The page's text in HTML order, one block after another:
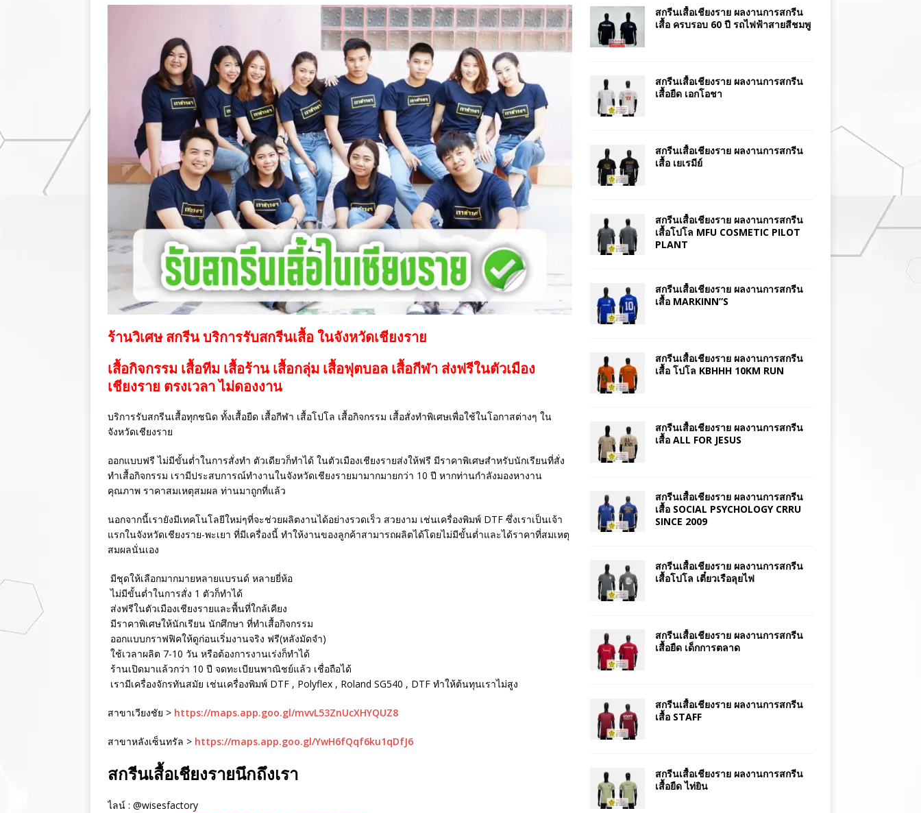
[ 7 กรกฎาคม 2026 ]
สกรีนเสื้อเชียงราย ผลงานการสกรีน เสื้อ MARKINN”S
ผลงานล่าสุด
สกรีนเสื้อเชียงราย ผลงานการสกรีนเสื้อ ครบรอบ 60 ปี รถไฟฟ้าสายสีชมพู
ผลงานล่าสุด
[ 7 กรกฎาคม 2026 ]
สกรีนเสื้อเชียงราย ผลงานการสกรีน เสื้อยืด เอกโอชา ผลงานล่าสุด
ร้านวิเศษ สกรีน บริการรับสกรีนเสื้อ ในจังหวัดเชียงราย
เสื้อกิจกรรม เสื้อทีม เสื้อร้าน เสื้อกลุ่ม เสื้อฟุตบอล เสื้อกีฬา ส่งฟรีในตัวเมือง
เชียงราย ตรงเวลา ไม่ดองงาน
บริการรับสกรีนเสื้อทุกชนิด ทั้งเสื้อยืด เสื้อกีฬา เสื้อโปโล เสื้อกิจกรรม เสื้อสั่งทำพิเศษเพื่อใช้ในโอกาสต่างๆ ใน
จังหวัดเชียงราย
ออกแบบฟรี ไม่มีขั้นต่ำในการสั่งทำ ตัวเดียวก็ทำได้ ในตัวเมืองเชียงรายส่งให้ฟรี มีราคาพิเศษสำหรับนักเรียนที่สั่ง
ทำเสื้อกิจกรรม เรามีประสบการณ์ทำงานในจังหวัดเชียงรายมามากมายกว่า 10 ปี หากท่านกำลังมองหางาน
คุณภาพ ราคาสมเหตุสมผล ท่านมาถูกที่แล้ว
นอกจากนี้เรายังมีเทคโนโลยีใหม่ๆที่จะช่วยผลิตงานได้อย่างรวดเร็ว สวยงาม เช่นเครื่องพิมพ์ DTF ซึ่งเราเป็นเจ้า
แรกในจังหวัดเชียงราย-พะเยา ที่มีเครื่องนี้ ทำให้งานของลูกค้าสามารถผลิตได้โดยไม่มีขั้นต่ำและได้ราคาที่สมเหตุ
สมผลนั่นเอง
มีชุดให้เลือกมากมายหลายแบรนด์ หลายยี่ห้อ
ไม่มีขั้นต่ำในการสั่ง 1 ตัวก็ทำได้
ส่งฟรีในตัวเมืองเชียงรายและพื้นที่ใกล้เคียง
มีราคาพิเศษให้นักเรียน นักศึกษา ที่ทำเสื้อกิจกรรม
ออกแบบกราฟฟิคให้ดูก่อนเริ่มงานจริง ฟรี(หลังมัดจำ)
ใช้เวลาผลิต 7-10 วัน หรือต้องการงานเร่งก็ทำได้
ร้านเปิดมาแล้วกว่า 10 ปี จดทะเบียนพาณิชย์แล้ว เชื่อถือได้
เรามีเครื่องจักรทันสมัย เช่นเครื่องพิมพ์ DTF , Polyflex , Roland SG540 , DTF ทำให้ต้นทุนเราไม่สูง
สาขาเวียงชัย > https://maps.app.goo.gl/mvvL53ZnUcXHYQUZ8
สาขาหลังเซ็นทรัล > https://maps.app.goo.gl/YwH6fQqf6ku1qDfJ6
สกรีนเสื้อเชียงรายนึกถึงเรา
ไลน์ : @wisesfactory
สกรีนเสื้อเชียงราย ผลงานการสกรีน
เสื้อ ครบรอบ 60 ปี รถไฟฟ้าสายสีชมพู
สกรีนเสื้อเชียงราย ผลงานการสกรีน
เสื้อยืด เอกโอชา
สกรีนเสื้อเชียงราย ผลงานการสกรีน
เสื้อ เยเรมีย์
สกรีนเสื้อเชียงราย ผลงานการสกรีน
เสื้อโปโล MFU COSMETIC PILOT
PLANT
สกรีนเสื้อเชียงราย ผลงานการสกรีน
เสื้อ MARKINN”S
สกรีนเสื้อเชียงราย ผลงานการสกรีน
เสื้อ โปโล KBHHH 10KM RUN
สกรีนเสื้อเชียงราย ผลงานการสกรีน
เสื้อ ALL FOR JESUS
สกรีนเสื้อเชียงราย ผลงานการสกรีน
เสื้อ SOCIAL PSYCHOLOGY CRRU
SINCE 2009
สกรีนเสื้อเชียงราย ผลงานการสกรีน
เสื้อโปโล เตี๋ยวเรือลุยไฟ
สกรีนเสื้อเชียงราย ผลงานการสกรีน
เสื้อยืด เด็กการตลาด
สกรีนเสื้อเชียงราย ผลงานการสกรีน
เสื้อ STAFF
สกรีนเสื้อเชียงราย ผลงานการสกรีน
เสื้อยืด ไท่ยิน